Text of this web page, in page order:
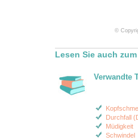
©
Lesen Sie auch
Verwandte
Durchfall
Müdigkeit
Schwindel